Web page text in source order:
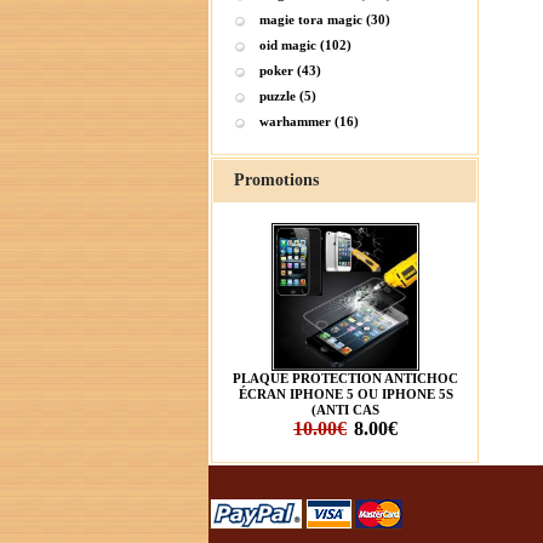
magie tora magic (30)
oid magic (102)
poker (43)
puzzle (5)
warhammer (16)
Promotions
PLAQUE PROTECTION ANTICHOC
ÉCRAN IPHONE 5 OU IPHONE 5S
(ANTI CAS
10.00€ 8.00€